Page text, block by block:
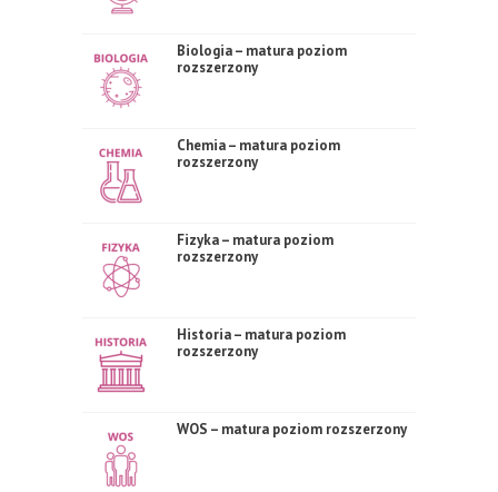
Biologia – matura poziom
rozszerzony
Chemia – matura poziom
rozszerzony
Fizyka – matura poziom
rozszerzony
Historia – matura poziom
rozszerzony
WOS – matura poziom rozszerzony